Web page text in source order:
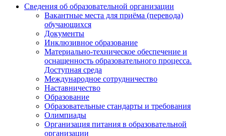
Сведения об образовательной организации
Вакантные места для приёма (перевода)
обучающихся
Документы
Инклюзивное образование
Материально-техническое обеспечение и
оснащенность образовательного процесса.
Доступная среда
Международное сотрудничество
Наставничество
Образование
Образовательные стандарты и требования
Олимпиады
Организация питания в образовательной
организации